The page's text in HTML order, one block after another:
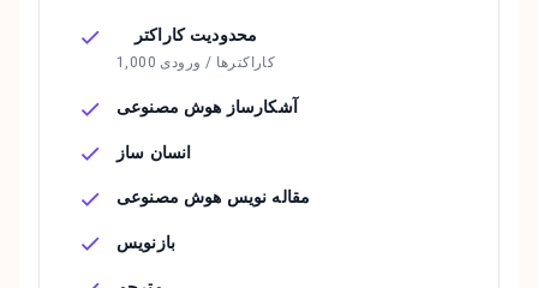
محدودیت کاراکتر
1,000 کاراکترها / ورودی
آشکارساز هوش مصنوعی
انسان ساز
مقاله نویس هوش مصنوعی
بازنویس